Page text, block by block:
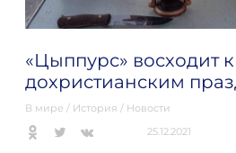
«Цыппурс» восходит к
дохристианским
В мире / История / Новости
25.12.2021